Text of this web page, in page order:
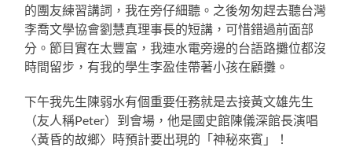
的團友練習講詞，我在旁仔細聽。之後匆匆趕去聽台灣
李喬文學協會劉慧真理事長的短講，可惜錯過前面部
分。節目實在太豐富，我連水電旁邊的台語路攤位都沒
時間留步，有我的學生李盈佳帶著小孩在顧攤。
下午我先生陳弱水有個重要任務就是去接黃文雄先生
（友人稱Peter）到會場，他是國史館陳儀深館長演唱
〈黃昏的故鄉〉時預計要出現的「神秘來賓」！